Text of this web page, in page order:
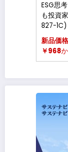
ESG思
も投資
827-1C)
新品価格
￥968